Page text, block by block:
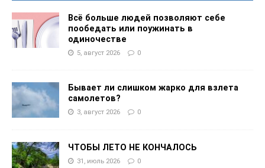
Всё больше людей позволяют себе
пообедать или поужинать в
одиночестве
5, август 2026 0
Бывает ли слишком жарко для взлета
самолетов?
3, август 2026 0
ЧТОБЫ ЛЕТО НЕ КОНЧАЛОСЬ
31, июль 2026 0